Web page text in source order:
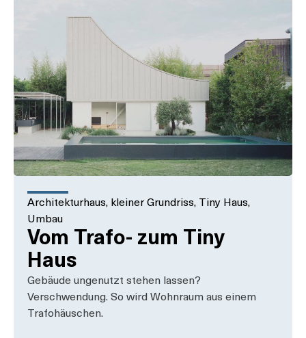
Architekturhaus, kleiner Grundriss, Tiny Haus,
Umbau
Vom Trafo- zum Tiny
Haus
Gebäude ungenutzt stehen lassen?
Verschwendung. So wird Wohnraum aus einem
Trafohäuschen.